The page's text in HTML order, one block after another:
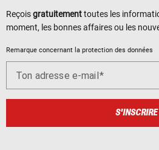
Reçoisgratuitementtoutes les
moment, les bonnes affaires ou les
Remarque concernant la protection des données
Ton adresse e-mail
S'INSCRIRE